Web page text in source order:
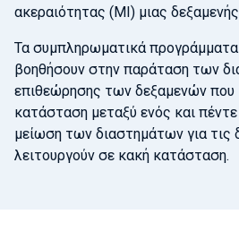
ακεραιότητας (MI) μιας
Τα συμπληρωματικά προγράμματα
βοηθήσουν στην παράταση των
επιθεώρησης των δεξαμενών που
κατάσταση μεταξύ ενός και
μείωση των διαστημάτων για τις
λειτουργούν σε κακή κατάσταση.